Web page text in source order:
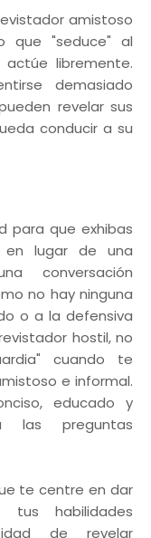
amistoso
que "seduce" al
libremente.
demasiado
revelar sus
conducir a su
para que exhibas
en lugar de una
conversación
no hay ninguna
o a la defensiva
hostil, no
cuando te
e informal.
educado y
las preguntas
te centre en dar
tus habilidades
de revelar